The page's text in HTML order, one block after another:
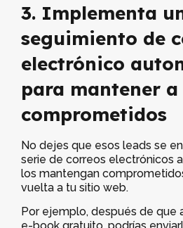
3. Implementa
seguimiento de
electrónico
para mantener a
comprometidos
No dejes que esos leads se
serie de correos electrónicos
los mantengan
vuelta a tu sitio web.
Por ejemplo, después de que